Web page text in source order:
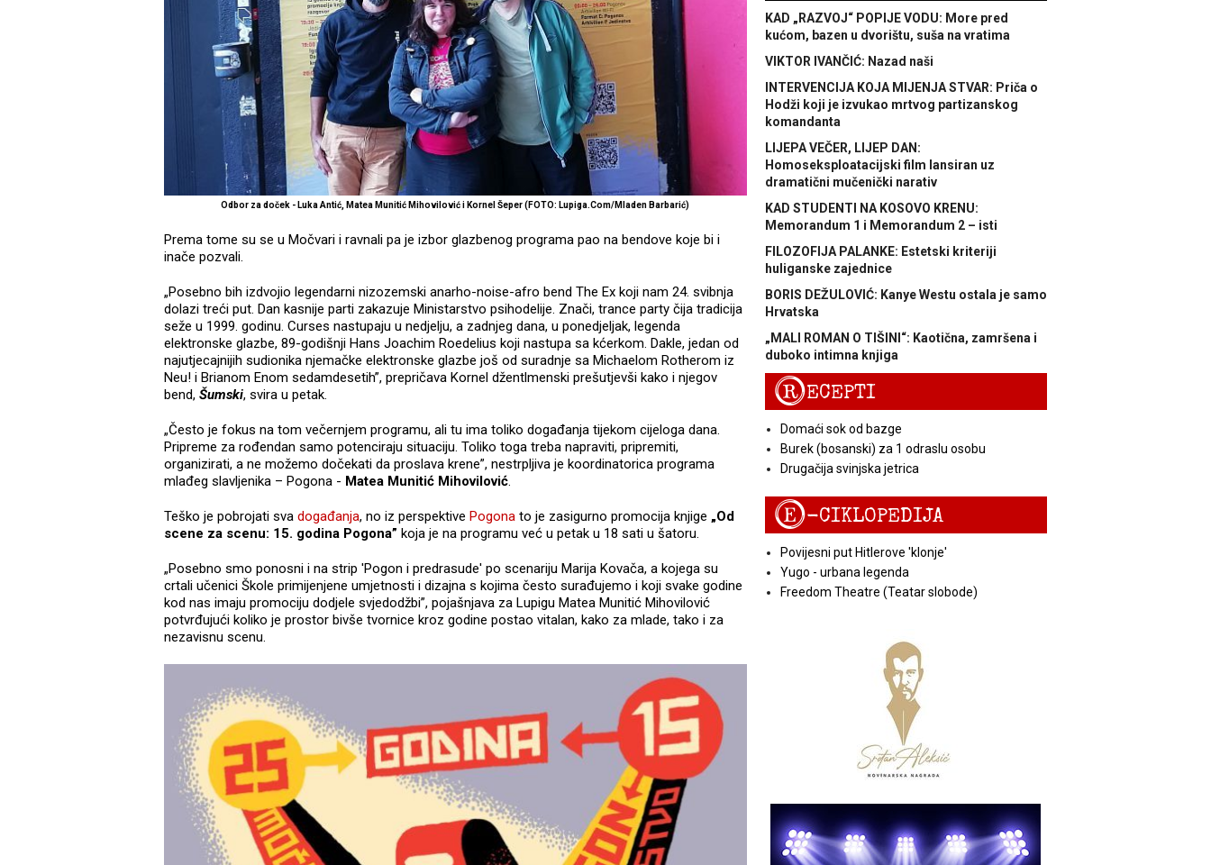
Odbor za doček - Luka Antić, Matea Munitić Mihovilović i Kornel Šeper (FOTO: Lupiga.Com/Mladen Barbarić)
Prema tome su se u Močvari i ravnali pa je izbor glazbenog programa pao na bendove koje bi i
inače pozvali.
„Posebno bih izdvojio legendarni nizozemski anarho-noise-afro bend The Ex koji nam 24. svibnja
dolazi treći put. Dan kasnije parti zakazuje Ministarstvo psihodelije. Znači, trance party čija tradicija
seže u 1999. godinu. Curses nastupaju u nedjelju, a zadnjeg dana, u ponedjeljak, legenda
elektronske glazbe, 89-godišnji Hans Joachim Roedelius koji nastupa sa kćerkom. Dakle, jedan od
najutjecajnijih sudionika njemačke elektronske glazbe još od suradnje sa Michaelom Rotherom iz
Neu! i Brianom Enom sedamdesetih”, prepričava Kornel džentlmenski prešutjevši kako i njegov
bend, Šumski, svira u petak.
„Često je fokus na tom večernjem programu, ali tu ima toliko događanja tijekom cijeloga dana.
Pripreme za rođendan samo potenciraju situaciju. Toliko toga treba napraviti, pripremiti,
organizirati, a ne možemo dočekati da proslava krene”, nestrpljiva je koordinatorica programa
mlađeg slavljenika – Pogona - Matea Munitić Mihovilović.
Teško je pobrojati sva događanja, no iz perspektive Pogona to je zasigurno promocija knjige „Od
scene za scenu: 15. godina Pogona” koja je na programu već u petak u 18 sati u šatoru.
„Posebno smo ponosni i na strip 'Pogon i predrasude' po scenariju Marija Kovača, a kojega su
crtali učenici Škole primijenjene umjetnosti i dizajna s kojima često surađujemo i koji svake godine
kod nas imaju promociju dodjele svjedodžbi”, pojašnjava za Lupigu Matea Munitić Mihovilović
potvrđujući koliko je prostor bivše tvornice kroz godine postao vitalan, kako za mlade, tako i za
nezavisnu scenu.
KAD „RAZVOJ“ POPIJE VODU: More pred
kućom, bazen u dvorištu, suša na vratima
VIKTOR IVANČIĆ: Nazad naši
INTERVENCIJA KOJA MIJENJA STVAR: Priča o
Hodži koji je izvukao mrtvog partizanskog
komandanta
LIJEPA VEČER, LIJEP DAN:
Homoseksploatacijski film lansiran uz
dramatični mučenički narativ
KAD STUDENTI NA KOSOVO KRENU:
Memorandum 1 i Memorandum 2 – isti
FILOZOFIJA PALANKE: Estetski kriteriji
huliganske zajednice
BORIS DEŽULOVIĆ: Kanye Westu ostala je samo
Hrvatska
„MALI ROMAN O TIŠINI“: Kaotična, zamršena i
duboko intimna knjiga
RECEPTI
Domaći sok od bazge
Burek (bosanski) za 1 odraslu osobu
Drugačija svinjska jetrica
E-CIKLOPEDIJA
Povijesni put Hitlerove 'klonje'
Yugo - urbana legenda
Freedom Theatre (Teatar slobode)